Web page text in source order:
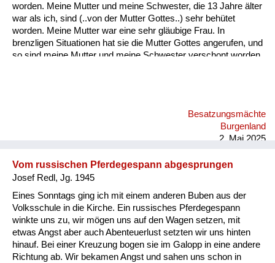
worden. Meine Mutter und meine Schwester, die 13 Jahre älter
war als ich, sind (..von der Mutter Gottes..) sehr behütet
worden. Meine Mutter war eine sehr gläubige Frau. In
brenzligen Situationen hat sie die Mutter Gottes angerufen, und
so sind meine Mutter und meine Schwester verschont worden.
Besatzungsmächte
Burgenland
2. Mai 2025
Vom russischen Pferdegespann abgesprungen
Josef Redl, Jg. 1945
Eines Sonntags ging ich mit einem anderen Buben aus der
Volksschule in die Kirche. Ein russisches Pferdegespann
winkte uns zu, wir mögen uns auf den Wagen setzen, mit
etwas Angst aber auch Abenteuerlust setzten wir uns hinten
hinauf. Bei einer Kreuzung bogen sie im Galopp in eine andere
Richtung ab. Wir bekamen Angst und sahen uns schon in